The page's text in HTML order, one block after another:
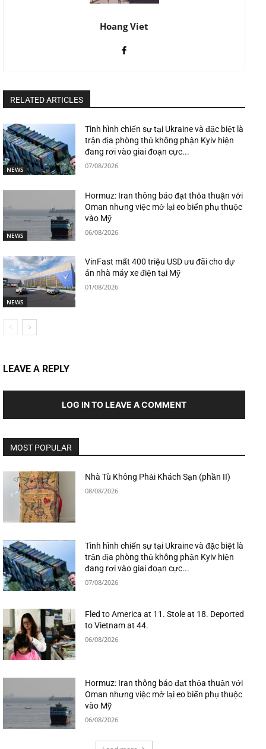
Hoang Viet
RELATED ARTICLES
NEWS
Tình hình chiến sự tại Ukraine và đặc biệt là
trận địa phòng thủ không phận Kyiv hiện
đang rơi vào giai đoạn cực...
07/08/2026
NEWS
Hormuz: Iran thông báo đạt thỏa thuận với
Oman nhưng việc mở lại eo biển phụ thuộc
vào Mỹ
06/08/2026
NEWS
VinFast mất 400 triệu USD ưu đãi cho dự
án nhà máy xe điện tại Mỹ
01/08/2026
LEAVE A REPLY
LOG IN TO LEAVE A COMMENT
MOST POPULAR
Nhà Tù Không Phải Khách Sạn (phần II)
08/08/2026
Tình hình chiến sự tại Ukraine và đặc biệt là
trận địa phòng thủ không phận Kyiv hiện
đang rơi vào giai đoạn cực...
07/08/2026
Fled to America at 11. Stole at 18. Deported
to Vietnam at 44.
06/08/2026
Hormuz: Iran thông báo đạt thỏa thuận với
Oman nhưng việc mở lại eo biển phụ thuộc
vào Mỹ
06/08/2026